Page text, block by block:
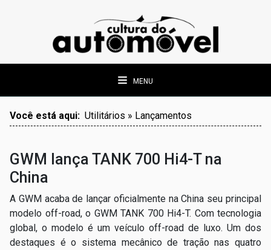
MENU
Você está aqui: Utilitários » Lançamentos
GWM lança TANK 700 Hi4-T na
China
A GWM acaba de lançar oficialmente na China seu principal
modelo off-road, o GWM TANK 700 Hi4-T. Com tecnologia
global, o modelo é um veículo off-road de luxo. Um dos
destaques é o sistema mecânico de tração nas quatro